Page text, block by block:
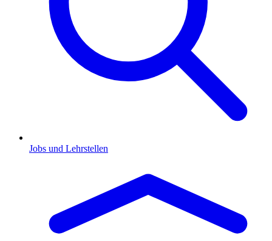
Jobs und Lehrstellen